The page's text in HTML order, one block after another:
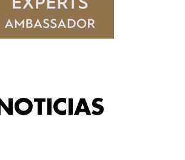
NOTICIAS